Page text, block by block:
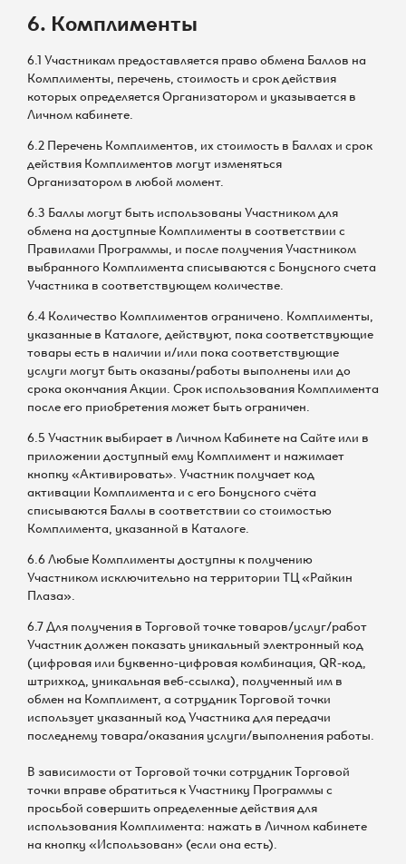
6. Комплименты
6.1 Участникам предоставляется право обмена Баллов на
Комплименты, перечень, стоимость и срок действия
которых определяется Организатором и указывается в
Личном кабинете.
6.2 Перечень Комплиментов, их стоимость в Баллах и срок
действия Комплиментов могут изменяться
Организатором в любой момент.
6.3 Баллы могут быть использованы Участником для
обмена на доступные Комплименты в соответствии с
Правилами Программы, и после получения Участником
выбранного Комплимента списываются с Бонусного счета
Участника в соответствующем количестве.
6.4 Количество Комплиментов ограничено. Комплименты,
указанные в Каталоге, действуют, пока соответствующие
товары есть в наличии и/или пока соответствующие
услуги могут быть оказаны/работы выполнены или до
срока окончания Акции. Срок использования Комплимента
после его приобретения может быть ограничен.
6.5 Участник выбирает в Личном Кабинете на Сайте или в
приложении доступный ему Комплимент и нажимает
кнопку «Активировать». Участник получает код
активации Комплимента и с его Бонусного счёта
списываются Баллы в соответствии со стоимостью
Комплимента, указанной в Каталоге.
6.6 Любые Комплименты доступны к получению
Участником исключительно на территории ТЦ «Райкин
Плаза».
6.7 Для получения в Торговой точке товаров/услуг/работ
Участник должен показать уникальный электронный код
(цифровая или буквенно-цифровая комбинация, QR-код,
штрихкод, уникальная веб-ссылка), полученный им в
обмен на Комплимент, а сотрудник Торговой точки
использует указанный код Участника для передачи
последнему товара/оказания услуги/выполнения работы.
В зависимости от Торговой точки сотрудник Торговой
точки вправе обратиться к Участнику Программы с
просьбой совершить определенные действия для
использования Комплимента: нажать в Личном кабинете
на кнопку «Использован» (если она есть).